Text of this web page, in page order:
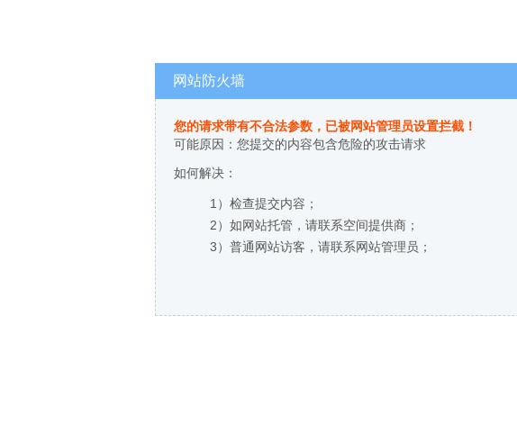
网站防火墙
您的请求带有不合法参数，已被网站管理员设置拦截！
可能原因：您提交的内容包含危险的攻击请求
如何解决：
1）检查提交内容；
2）如网站托管，请联系空间提供商；
3）普通网站访客，请联系网站管理员；